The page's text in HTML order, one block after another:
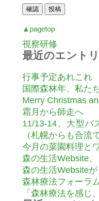
▲pagetop
視察研修
最近のエント
行事予定あれこれ
国際森林年、私た
Merry Christmas
霜月から師走へ
11/13-14、大型バ
（札幌からも合流
今月の菜園料理と
森の生活Website
森の生活Website
森林療法フォーラ
「森林療法を感じ